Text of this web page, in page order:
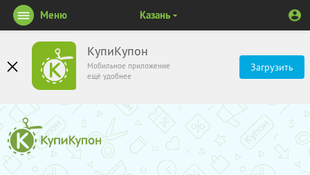
КупиКупон
Мобильное приложение
ещё удобнее
Загрузить
Меню Казань